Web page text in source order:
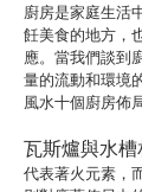
廚房是家庭生活
飪美食的地方，
應。當我們談到
量的流動和環境
風水十個廚房佈
瓦斯爐與水槽
代表著火元素，